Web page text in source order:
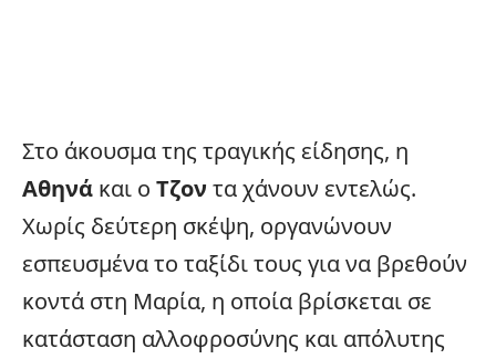
Στο άκουσμα της τραγικής είδησης, η
Αθηνά και ο Τζον τα χάνουν εντελώς.
Χωρίς δεύτερη σκέψη, οργανώνουν
εσπευσμένα το ταξίδι τους για να βρεθούν
κοντά στη Μαρία, η οποία βρίσκεται σε
κατάσταση αλλοφροσύνης και απόλυτης